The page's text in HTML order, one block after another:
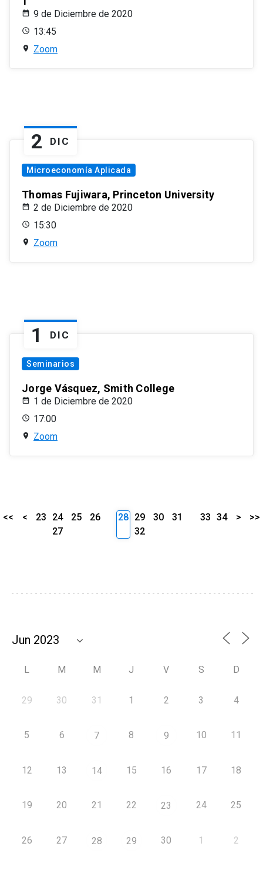
9 de Diciembre de 2020
13:45
Zoom
2 DIC
Microeconomía Aplicada
Thomas Fujiwara, Princeton University
2 de Diciembre de 2020
15:30
Zoom
1 DIC
Seminarios
Jorge Vásquez, Smith College
1 de Diciembre de 2020
17:00
Zoom
<< < 23 24 25
26
27
28 29 30
31
32
33 34 > >>
L M M J V S D
29 30 31 1 2 3 4
5 6 7 8 9 10 11
12 13 14 15 16 17 18
19 20 21 22 23 24 25
26 27 28 29 30 1 2